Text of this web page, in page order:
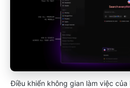
Điều khiển không gian làm việc của